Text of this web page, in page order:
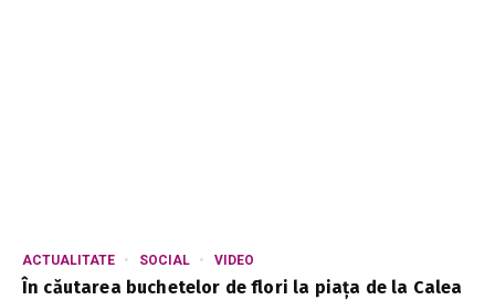
ACTUALITATE SOCIAL VIDEO
În căutarea buchetelor de flori la piața de la Calea